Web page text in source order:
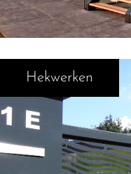
Hekwerken